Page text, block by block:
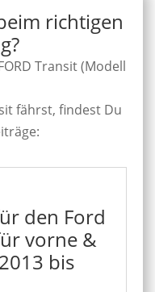
richtigen
Transit (Modell
fährst, findest Du
den Ford
vorne &
bis